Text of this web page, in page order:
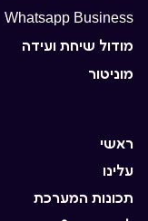
ראשי
עלינו
תכונות המערכת
Whatsapp Business
מודול שיחת ועידה
מוניטור